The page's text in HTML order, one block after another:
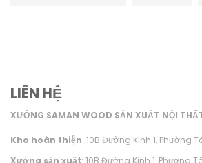
LIÊN HỆ
XƯỞNG SAMAN WOOD SẢN XUẤT NỘI
Kho hoàn thiện: 10B Đường Kinh 1, Phường
Xưởng sản xuất: 10B Đường Kinh 1, Phường